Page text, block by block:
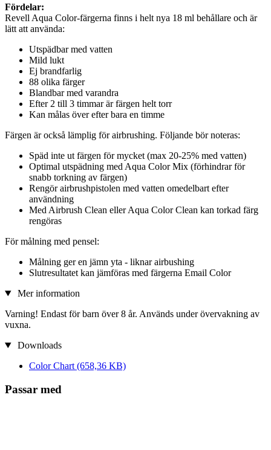
Fördelar:
Revell Aqua Color-färgerna finns i helt nya 18 ml behållare och är
lätt att använda:
Utspädbar med vatten
Mild lukt
Ej brandfarlig
88 olika färger
Blandbar med varandra
Efter 2 till 3 timmar är färgen helt torr
Kan målas över efter bara en timme
Färgen är också lämplig för airbrushing. Följande bör noteras:
Späd inte ut färgen för mycket (max 20-25% med vatten)
Optimal utspädning med Aqua Color Mix (förhindrar för
snabb torkning av färgen)
Rengör airbrushpistolen med vatten omedelbart efter
användning
Med Airbrush Clean eller Aqua Color Clean kan torkad färg
rengöras
För målning med pensel:
Målning ger en jämn yta - liknar airbushing
Slutresultatet kan jämföras med färgerna Email Color
Mer information
Varning! Endast för barn över 8 år. Används under övervakning av
vuxna.
Downloads
Color Chart (658,36 KB)
Passar med